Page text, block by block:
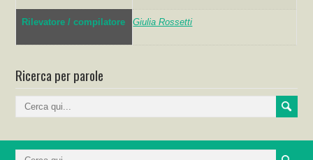
Rilevatore / compilatore Giulia Rossetti
Ricerca per parole